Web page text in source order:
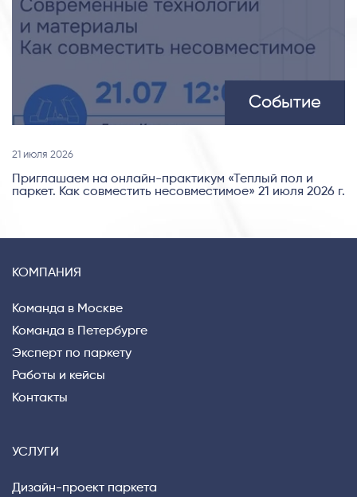
Событие
21 июля 2026
Приглашаем на онлайн-практикум «Теплый пол и
паркет. Как совместить несовместимое» 21 июля 2026 г.
КОМПАНИЯ
Команда в Москве
Команда в Петербурге
Эксперт по паркету
Работы и кейсы
Контакты
УСЛУГИ
Дизайн-проект паркета